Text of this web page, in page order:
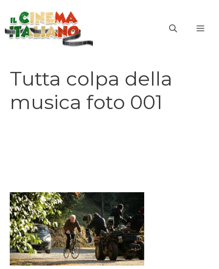
contenuto
Tutta colpa della
musica foto 001